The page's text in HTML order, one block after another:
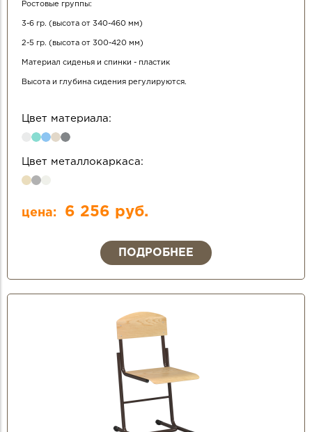
Ростовые группы:
3-6 гр. (высота от 340-460 мм)
2-5 гр. (высота от 300-420 мм)
Материал сиденья и спинки - пластик
Высота и глубина сидения регулируются.
Цвет материала:
Цвет металлокаркаса:
цена: 6 256 руб.
ПОДРОБНЕЕ